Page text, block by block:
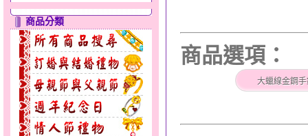
商品分類
商品選項：
大蠟線金鋼